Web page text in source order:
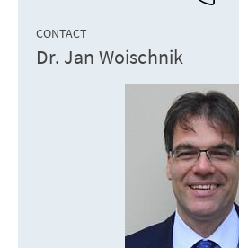
CONTACT
Dr. Jan Woischnik